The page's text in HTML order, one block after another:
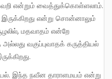
என்றும் வைத்துக்கொள்ளலாம்.
என்று சொன்னாலும்
மதவாதம் என்றே
வகுப்புவாதக் கருத்தியல்